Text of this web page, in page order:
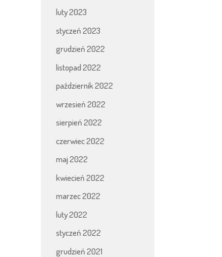
luty 2023
styczeń 2023
grudzień 2022
listopad 2022
październik 2022
wrzesień 2022
sierpień 2022
czerwiec 2022
maj 2022
kwiecień 2022
marzec 2022
luty 2022
styczeń 2022
grudzień 2021